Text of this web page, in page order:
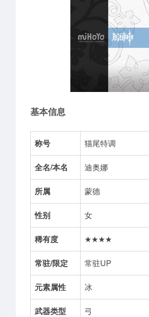
基本信息
称号 猫尾特调
全名/本名 迪奥娜
所属 蒙德
性别 女
稀有度 ★★★★
常驻/限定 常驻UP
元素属性 冰
武器类型 弓